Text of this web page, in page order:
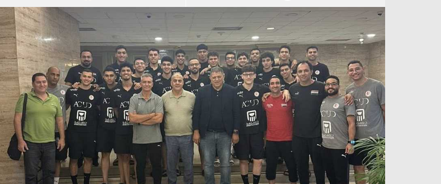
ركن الألعاب
دوري أبطال أوروبا
دوري أبطال إفريقيا
كل البطولات
القسم الثاني
رياضات أخرى
آسيا
أمريكا
ركن الألعاب